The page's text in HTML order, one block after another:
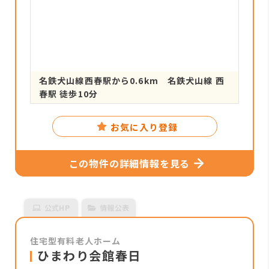
名鉄犬山線西春駅から0.6km 名鉄犬山線 西
春駅 徒歩10分
お気に入り登録
この物件の詳細情報を見る
住宅型有料老人ホーム
ひまわり会館春日